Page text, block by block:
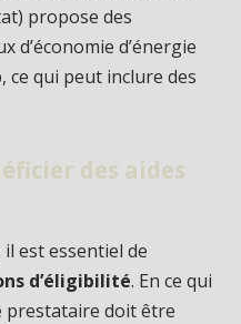
propose des
d’économie d’énergie
ce qui peut inclure des
des aides
est essentiel de
d’éligibilité. En ce qui
prestataire doit être